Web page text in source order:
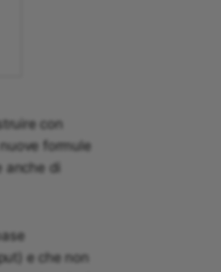
con
formule
di
e che non